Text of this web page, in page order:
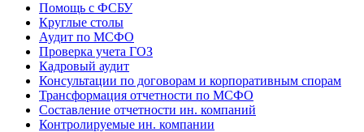
Помощь с ФСБУ
Круглые столы
Аудит по МСФО
Проверка учета ГОЗ
Кадровый аудит
Консультации по договорам и корпоративным спорам
Трансформация отчетности по МСФО
Составление отчетности ин. компаний
Контролируемые ин. компании